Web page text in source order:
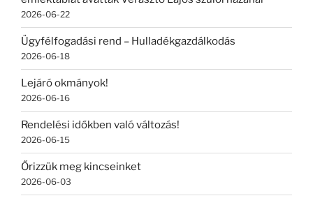
2026-06-22
Ügyfélfogadási rend – Hulladékgazdálkodás
2026-06-18
Lejáró okmányok!
2026-06-16
Rendelési időkben való változás!
2026-06-15
Őrizzük meg kincseinket
2026-06-03